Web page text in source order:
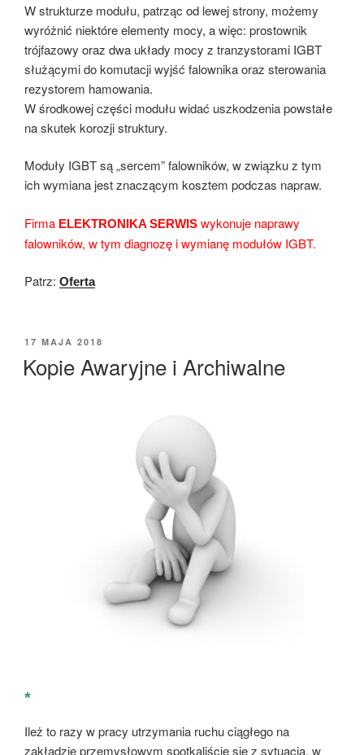
W strukturze modułu, patrząc od lewej strony, możemy
wyróżnić niektóre elementy mocy, a więc: prostownik
trójfazowy oraz dwa układy mocy z tranzystorami IGBT
służącymi do komutacji wyjść falownika oraz sterowania
rezystorem hamowania.
W środkowej części modułu widać uszkodzenia powstałe
na skutek korozji struktury.
Moduły IGBT są „sercem” falowników, w związku z tym
ich wymiana jest znaczącym kosztem podczas napraw.
Firma ELEKTRONIKA SERWIS wykonuje naprawy
falowników, w tym diagnozę i wymianę modułów IGBT.
Patrz: Oferta
OPUBLIKOWANE
17 MAJA 2018
Kopie Awaryjne i Archiwalne
*
Ileż to razy w pracy utrzymania ruchu ciągłego na
zakładzie przemysłowym spotkaliście się z sytuacją, w